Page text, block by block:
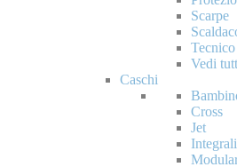
Scarpe
Tecnico
Vedi
Caschi
Cross
Jet
Integrali